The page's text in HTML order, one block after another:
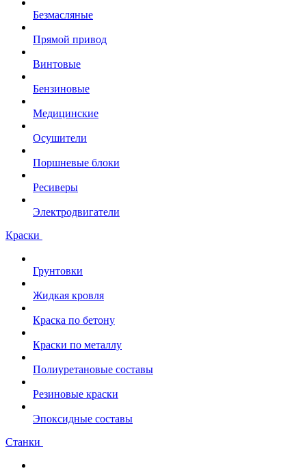
Безмасляные
Прямой привод
Винтовые
Бензиновые
Медицинские
Осушители
Поршневые блоки
Ресиверы
Электродвигатели
Краски
Грунтовки
Жидкая кровля
Краска по бетону
Краски по металлу
Полиуретановые составы
Резиновые краски
Эпоксидные составы
Станки